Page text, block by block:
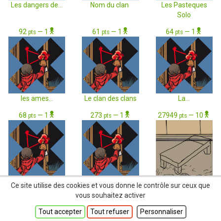
Les dangers de... Nom du clan
Les Pasteques
Solo
92pts— 1
les ames...
61 pts— 1
Le clan des clans
64 pts — 1
La...
68 pts— 1
Le clan du...
273 pts— 1
SEULS x...
27949 pts — 10
Le clan des...
Seuls par Gazzotti et Vehlmann — ©Dupuis, 2026. —Vie privée—
Ce site utilise des cookies et vous donne le contrôle sur ceux que
vous souhaitez activer
Tout accepter Tout refuser Personnaliser